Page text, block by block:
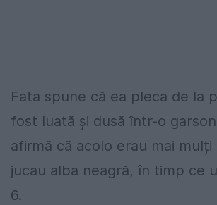
Fata spune că ea pleca de la
fost luată și dusă într-o
afirmă că acolo erau mai
jucau alba neagră, în timp ce
6.